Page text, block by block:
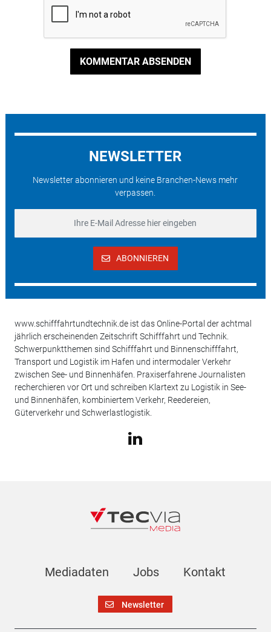
KOMMENTAR ABSENDEN
NEWSLETTER
Newsletter abonnieren und keine Branchen-News mehr
verpassen.
ABONNIEREN
www.schifffahrtundtechnik.de ist das Online-Portal der achtmal
jährlich erscheinenden Zeitschrift Schifffahrt und Technik.
Schwerpunktthemen sind Schifffahrt und Binnenschifffahrt,
Transport und Logistik im Hafen und intermodaler Verkehr
zwischen See- und Binnenhäfen. Praxiserfahrene Journalisten
recherchieren vor Ort und schreiben Klartext zu Logistik in See-
und Binnenhäfen, kombiniertem Verkehr, Reedereien,
Güterverkehr und Schwerlastlogistik.
Mediadaten Jobs Kontakt
Newsletter